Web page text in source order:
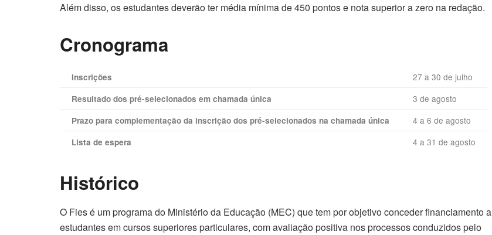
Além disso, os estudantes deverão ter média mínima de 450 pontos e nota superior a zero na redação.
Cronograma
Inscrições 27 a 30 de julho
Resultado dos pré-selecionados em chamada única 3 de agosto
Prazo para complementação da inscrição dos pré-selecionados na chamada única 4 a 6 de agosto
Lista de espera 4 a 31 de agosto
Histórico
O Fies é um programa do Ministério da Educação (MEC) que tem por objetivo conceder financiamento a
estudantes em cursos superiores particulares, com avaliação positiva nos processos conduzidos pelo